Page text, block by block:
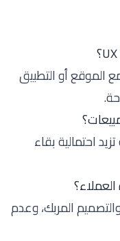
أو التطبيق
احتمالية بقاء
المربك، وعدم